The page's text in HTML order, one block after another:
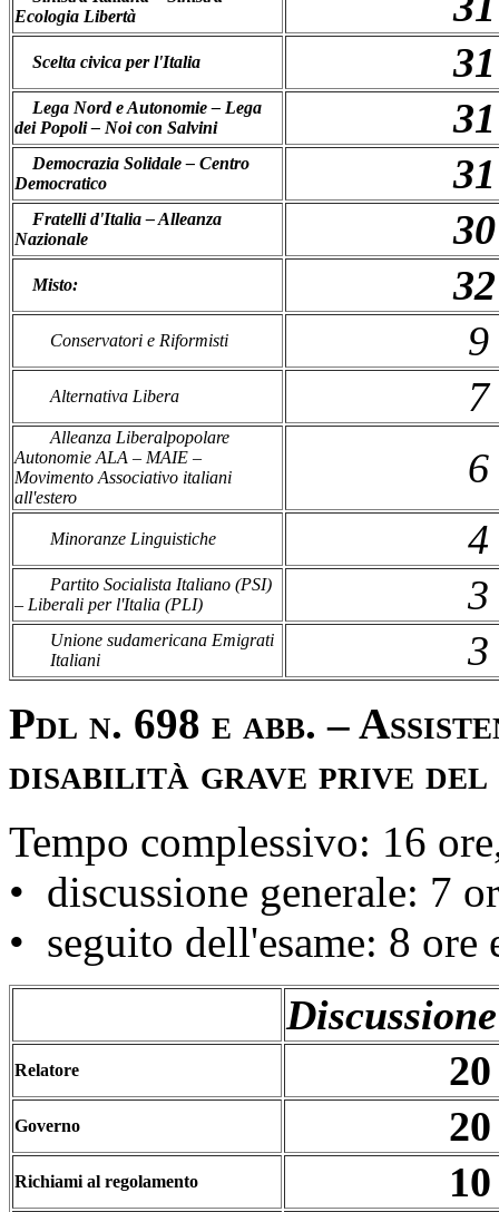
Ecologia Libertà
Scelta civica per l'Italia
Lega Nord e Autonomie – Lega
dei Popoli – Noi con Salvini
Democrazia Solidale – Centro
Democratico
Fratelli d'Italia – Alleanza
Nazionale
Misto:
Conservatori e Riformisti
Alternativa Libera
Alleanza Liberalpopolare
Autonomie ALA – MAIE –
Movimento Associativo italiani
all'estero
Minoranze Linguistiche 4
Partito Socialista Italiano (PSI)
– Liberali per l'Italia (PLI)
3
Unione sudamericana Emigrati
Italiani
3
Pdl n. 698 e abb. –
disabilità grave prive
Tempo complessivo: 16
• discussione generale: 7
• seguito dell'esame: 8 ore
Relatore
Governo
Richiami al regolamento